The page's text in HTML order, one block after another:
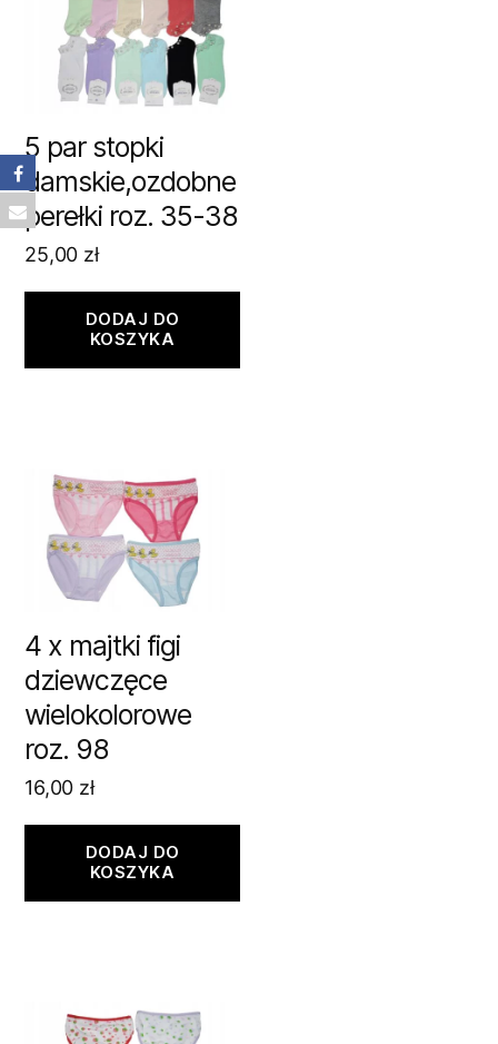
5 par stopki
damskie,ozdobne
perełki roz. 35-38
25,00 zł
DODAJ DO
KOSZYKA
4 x majtki figi
dziewczęce
wielokolorowe
roz. 98
16,00 zł
DODAJ DO
KOSZYKA